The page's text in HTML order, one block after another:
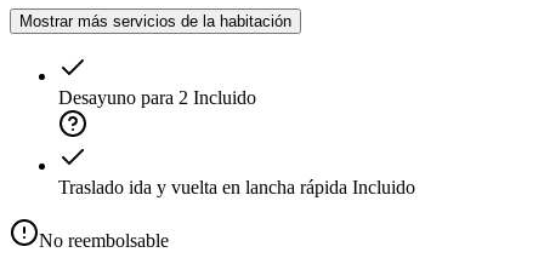
Mostrar más servicios de la habitación
Desayuno para 2 Incluido
Traslado ida y vuelta en lancha rápida Incluido
No reembolsable